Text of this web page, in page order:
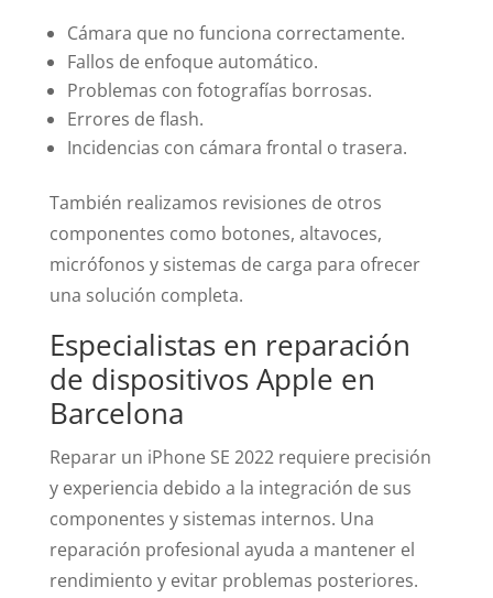
Cámara que no funciona correctamente.
Fallos de enfoque automático.
Problemas con fotografías borrosas.
Errores de flash.
Incidencias con cámara frontal o trasera.
También realizamos revisiones de otros
componentes como botones, altavoces,
micrófonos y sistemas de carga para ofrecer
una solución completa.
Especialistas en reparación
de dispositivos Apple en
Barcelona
Reparar un iPhone SE 2022 requiere precisión
y experiencia debido a la integración de sus
componentes y sistemas internos. Una
reparación profesional ayuda a mantener el
rendimiento y evitar problemas posteriores.